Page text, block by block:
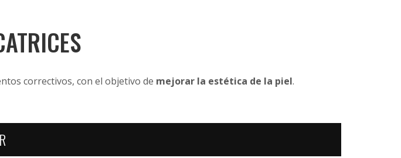
correctivos, con el objetivo de mejorar la estética de la piel.